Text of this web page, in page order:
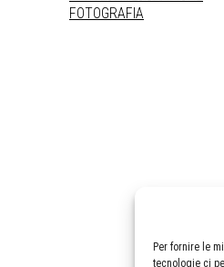
Per fornire le
tecnologie ci
FOTOGRAFIA